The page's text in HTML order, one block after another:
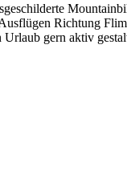
Richtung
gern aktiv